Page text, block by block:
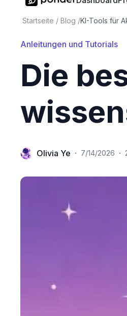
Startseite / Blog /KI-Tools für
Anleitungen und Tutorials
Die
Olivia Ye · 7/14/2026 ·